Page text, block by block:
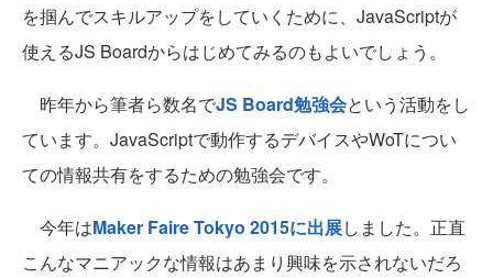
を掴んでスキルアップをしていくために、JavaScriptが
使えるJS Boardからはじめてみるのもよいでしょう。
昨年から筆者ら数名でJS Board勉強会という活動をし
ています。JavaScriptで動作するデバイスやWoTについ
ての情報共有をするための勉強会です。
今年はMaker Faire Tokyo 2015に出展しました。正直
こんなマニアックな情報はあまり興味を示されないだろ